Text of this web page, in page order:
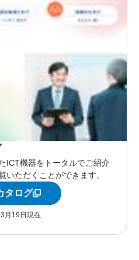
ICT機器をトータルでご紹介
いただくことができます。
タログ
月19日現在